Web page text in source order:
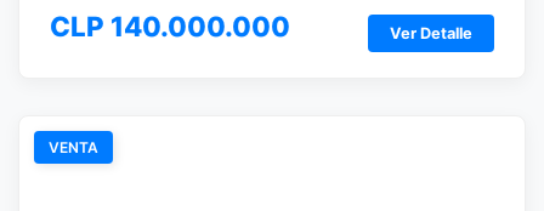
CLP 140.000.000 Ver Detalle
VENTA